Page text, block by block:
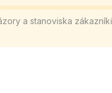
a stanoviska